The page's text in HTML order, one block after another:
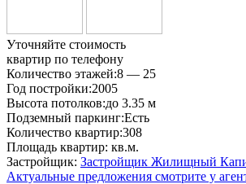
Уточняйте стоимость
квартир по телефону
Количество этажей:8 — 25
Год постройки:2005
Высота потолков:до 3.35 м
Подземный паркинг:Есть
Количество квартир:308
Площадь квартир: кв.м.
Застройщик: Застройщик Жилищный
Актуальные предложения смотрите у